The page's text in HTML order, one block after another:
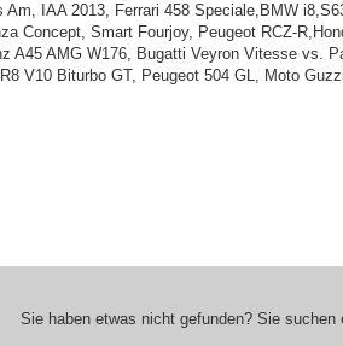
Am, IAA 2013, Ferrari 458 Speciale,BMW
Concept, Smart Fourjoy, Peugeot RCZ-
A45 AMG W176, Bugatti Veyron Vitesse vs.
V10 Biturbo GT, Peugeot 504 GL, Moto
Sie haben etwas nicht gefunden? Sie